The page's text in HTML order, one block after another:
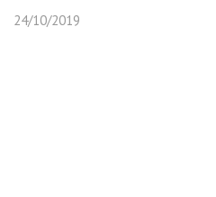
24/10/2019